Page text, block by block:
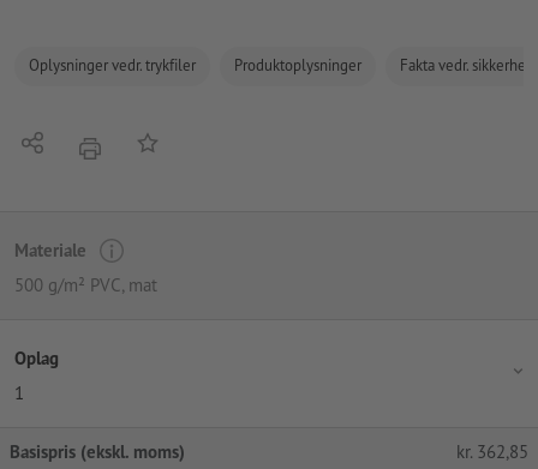
Oplysninger vedr. trykfiler Produktoplysninger Fakta vedr.
Del tryk Tilføj til huskelisten
Materiale
500 g/m² PVC, mat
Oplag
1
Basispris (ekskl. moms) kr. 362,85